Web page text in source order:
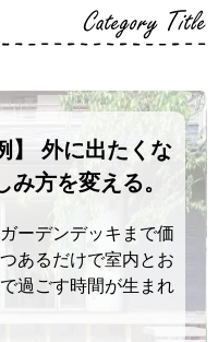
Category Title
】 外に出たくな
方を変える。
ーデンデッキまで価
あるだけで室内とお
過ごす時間が生まれ